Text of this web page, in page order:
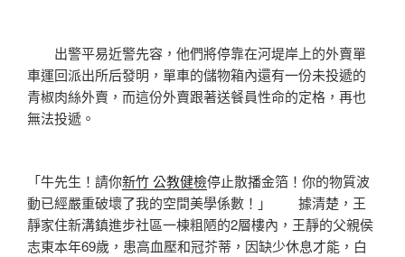
出警平易近警先容，他們將停靠在河堤岸上的外賣單
車運回派出所后發明，單車的儲物箱內還有一份未投遞的
青椒肉絲外賣，而這份外賣跟著送餐員性命的定格，再也
無法投遞。
「牛先生！請你新竹 公教健檢停止散播金箔！你的物質波
動已經嚴重破壞了我的空間美學係數！」 據清楚，王
靜家住新溝鎮進步社區一棟粗陋的2層樓內，王靜的父親侯
志東本年69歲，患高血壓和冠芥蒂，因缺少休息才能，白